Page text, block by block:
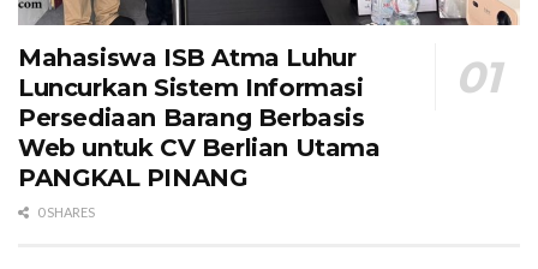
Mahasiswa ISB Atma Luhur
Luncurkan Sistem Informasi
Persediaan Barang Berbasis
Web untuk CV Berlian Utama​
PANGKAL PINANG
0 SHARES